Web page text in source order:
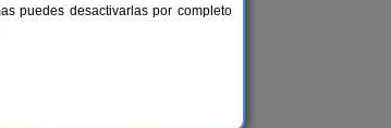
puedes desactivarlas por completo